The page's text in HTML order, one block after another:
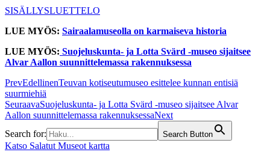
SISÄLLYSLUETTELO
LUE MYÖS: Sairaalamuseolla on karmaiseva historia
LUE MYÖS: Suojeluskunta- ja Lotta Svärd -museo sijaitsee
Alvar Aallon suunnittelemassa rakennuksessa
PrevEdellinenTeuvan kotiseutumuseo esittelee kunnan entisiä
suurmiehiä
SeuraavaSuojeluskunta- ja Lotta Svärd -museo sijaitsee Alvar
Aallon suunnittelemassa rakennuksessaNext
Search for:
Search Button
Katso Salatut Museot kartta